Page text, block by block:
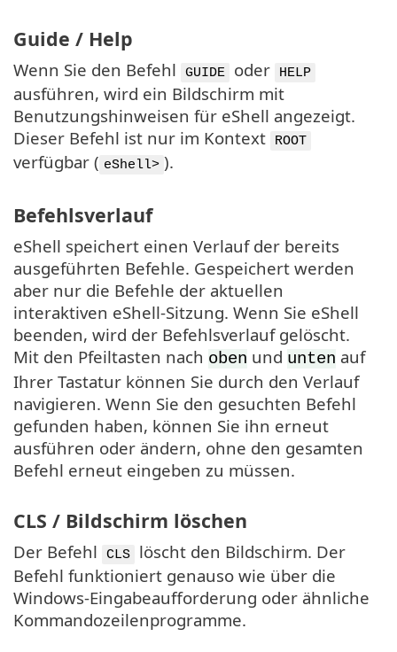
Guide / Help
Wenn Sie den Befehl GUIDE oder HELP
ausführen, wird ein Bildschirm mit
Benutzungshinweisen für eShell angezeigt.
Dieser Befehl ist nur im Kontext
ROOT
verfügbar ( eShell> ).
Befehlsverlauf
eShell speichert einen Verlauf der bereits
ausgeführten Befehle. Gespeichert werden
aber nur die Befehle der aktuellen
interaktiven eShell-Sitzung. Wenn Sie eShell
beenden, wird der Befehlsverlauf gelöscht.
Mit den Pfeiltasten nach oben und unten auf
Ihrer Tastatur können Sie durch den Verlauf
navigieren. Wenn Sie den gesuchten Befehl
gefunden haben, können Sie ihn erneut
ausführen oder ändern, ohne den gesamten
Befehl erneut eingeben zu müssen.
CLS / Bildschirm löschen
Der Befehl CLS
löscht den Bildschirm. Der
Befehl funktioniert genauso wie über die
Windows-Eingabeaufforderung oder ähnliche
Kommandozeilenprogramme.